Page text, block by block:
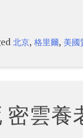
北京,格里爾, 美國
雲養